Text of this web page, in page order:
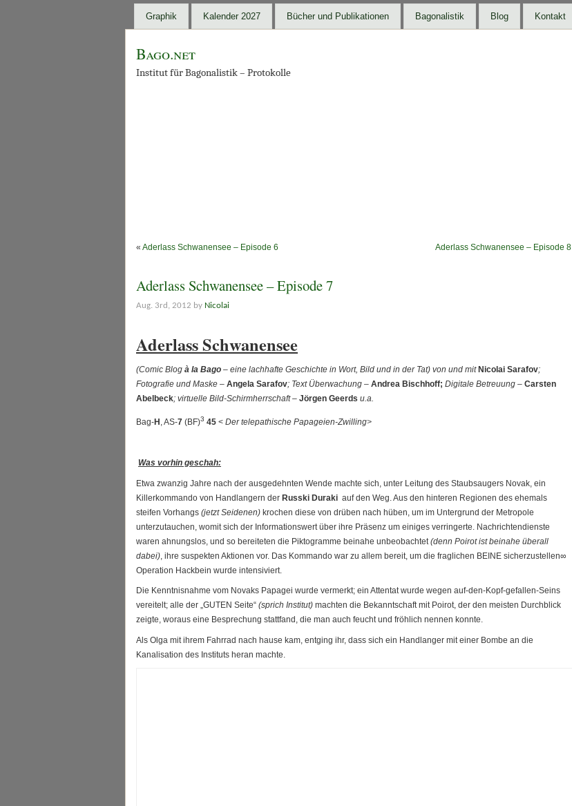
Graphik Kalender 2027 Bücher und Publikationen Bagonalistik Blog Kontakt
Bago.net
Institut für Bagonalistik – Protokolle
« Aderlass Schwanensee – Episode 6 Aderlass Schwanensee – Episode 8
Aderlass Schwanensee – Episode 7
Aug. 3rd, 2012 by Nicolai
Aderlass Schwanensee
(Comic Blog à la Bago – eine lachhafte Geschichte in Wort, Bild und in der Tat) von und mitNicolai Sarafov;
Fotografie und Maske – Angela Sarafov; Text Überwachung – Andrea Bischhoff; Digitale Betreuung – Carsten
Abelbeck; virtuelle Bild-Schirmherrschaft – Jörgen Geerds u.a.
Bag-H , AS-7 (BF)3 45 < Der telepathische Papageien-Zwilling>
Was vorhin geschah:
Etwa zwanzig Jahre nach der ausgedehnten Wende machte sich, unter Leitung des Staubsaugers Novak, ein
Killerkommando von Handlangern der Russki Duraki auf den Weg. Aus den hinteren Regionen des ehemals
steifen Vorhangs (jetzt Seidenen) krochen diese von drüben nach hüben, um im Untergrund der Metropole
unterzutauchen, womit sich der Informationswert über ihre Präsenz um einiges verringerte. Nachrichtendienste
waren ahnungslos, und so bereiteten die Piktogramme beinahe unbeobachtet(denn Poirot ist beinahe überall
dabei), ihre suspekten Aktionen vor. Das Kommando war zu allem bereit, um die fraglichen BEINE sicherzustellen∞
Operation Hackbein wurde intensiviert.
Die Kenntnisnahme vom Novaks Papagei wurde vermerkt; ein Attentat wurde wegen auf-den-Kopf-gefallen-Seins
vereitelt; alle der „GUTEN Seite“ (sprich Institut) machten die Bekanntschaft mit Poirot, der den meisten Durchblick
zeigte, woraus eine Besprechung stattfand, die man auch feucht und fröhlich nennen konnte.
Als Olga mit ihrem Fahrrad nach hause kam, entging ihr, dass sich ein Handlanger mit einer Bombe an die
Kanalisation des Instituts heran machte.